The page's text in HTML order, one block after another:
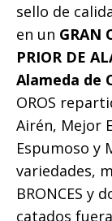
sello de
en un GRAN
PRIOR DE
Alameda de
OROS
Airén, Mejor
Espumoso y
variedades,
BRONCES y
catados